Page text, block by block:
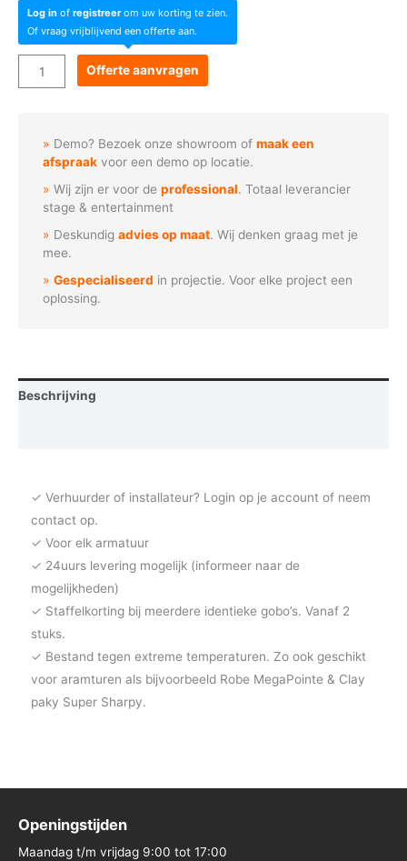
Log in of registreerom uw korting te zien.
Of vraag vrijblijvend een offerte aan.
Goboservice
-
sneeuw
Offerte aanvragen
Demo? Bezoek onze showroom ofmaak een
afspraak voor een demo op locatie.
Wij zijn er voor deprofessional. Totaal leverancier
stage & entertainment
Deskundigadvies op maat. Wij denken graag met je
mee.
Gespecialiseerd in projectie. Voor elke project een
oplossing.
Beschrijving
✓ Verhuurder of installateur? Login op je account of neem
contact op.
✓ Voor elk armatuur
✓ 24uurs levering mogelijk (informeer naar de
mogelijkheden)
✓ Staffelkorting bij meerdere identieke gobo’s. Vanaf 2
stuks.
✓ Bestand tegen extreme temperaturen. Zo ook geschikt
voor aramturen als bijvoorbeeld Robe MegaPointe & Clay
paky Super Sharpy.
Openingstijden
Maandag t/m vrijdag 9:00 tot 17:00